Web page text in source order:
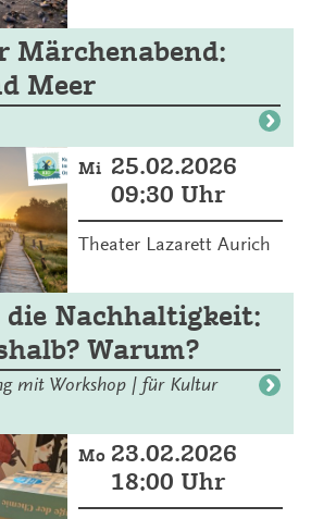
Märchenabend:
Meer
Mi 25.02.2026
09:30 Uhr
Theater Lazarett Aurich
Nachhaltigkeit:
Warum?
mit Workshop | für Kultur
Mo 23.02.2026
18:00 Uhr